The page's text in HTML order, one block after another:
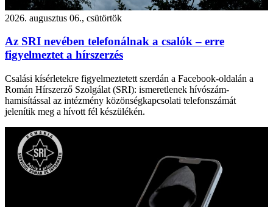
2026. augusztus 06., csütörtök
Az SRI nevében telefonálnak a csalók – erre
figyelmeztet a hírszerzés
Csalási kísérletekre figyelmeztetett szerdán a Facebook-oldalán a
Román Hírszerző Szolgálat (SRI): ismeretlenek hívószám-
hamisítással az intézmény közönségkapcsolati telefonszámát
jelenítik meg a hívott fél készülékén.